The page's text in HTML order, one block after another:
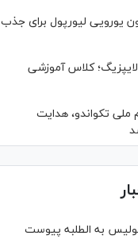
۱۱۵ میلیون یورویی لیورپول برای جذب
کلاس آموزشی
تکواندو، هدایت
به الطلبه پیوست